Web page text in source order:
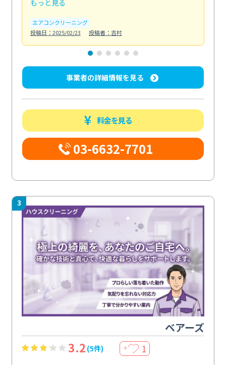
もっと見る
エアコンクリーニング
投稿日：2025/02/23
投稿者：吉村
事業者の詳細情報を見る
料金を見る
03-6632-7701
3
ベアーズ
3.2 (5件) ＋ 1